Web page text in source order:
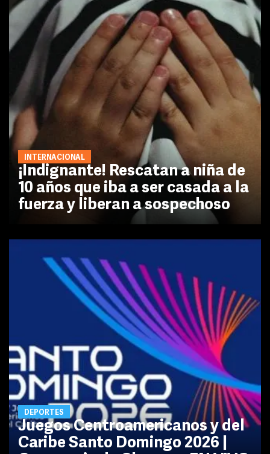
INTERNACIONAL
¡Indignante! Rescatan a niña de
10 años que iba a ser casada a la
fuerza y liberan a sospechoso
DEPORTES
Juegos Centroamericanos y del
Caribe Santo Domingo 2026 |